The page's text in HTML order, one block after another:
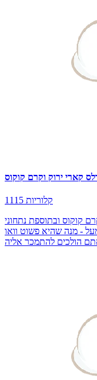
קארי ירוק וקרם קוקוס
1115 קלוריות
קוקוס ובתוספת נתחוני
מעל - מנה שהיא פשוט וואו
הולכים להתמכר אליה